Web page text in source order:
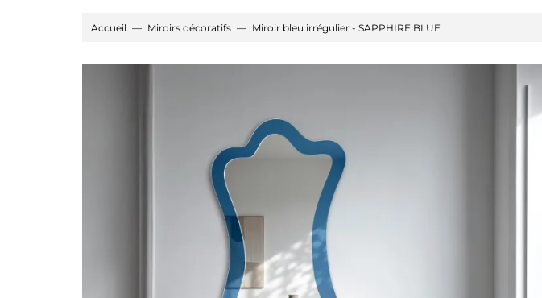
Accueil Miroirs décoratifs Miroir bleu irrégulier - SAPPHIRE BLUE